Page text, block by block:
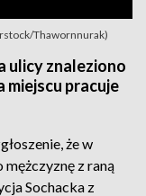
Thawornnurak)
ulicy znaleziono
miejscu pracuje
że w
z raną
Sochacka z